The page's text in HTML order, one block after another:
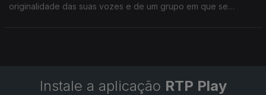
originalidade das suas vozes e de um grupo em que se
Instale a aplicação RTP Play